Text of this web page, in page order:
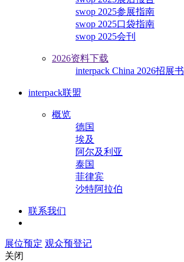
swop 2025参展指南
swop 2025口袋指南
swop 2025会刊
2026资料下载
interpack China 2026招展书
interpack联盟
概览
德国
埃及
阿尔及利亚
泰国
菲律宾
沙特阿拉伯
联系我们
展位预定 观众预登记
关闭